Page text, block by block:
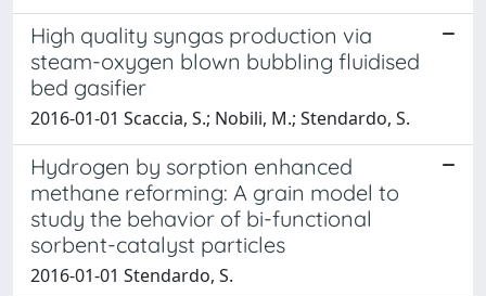
High quality syngas production via
steam-oxygen blown bubbling fluidised
bed gasifier
2016-01-01 Scaccia, S.; Nobili, M.; Stendardo, S.
Hydrogen by sorption enhanced
methane reforming: A grain model to
study the behavior of bi-functional
sorbent-catalyst particles
2016-01-01 Stendardo, S.